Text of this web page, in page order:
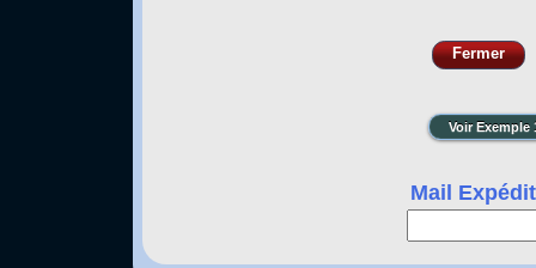
Mail